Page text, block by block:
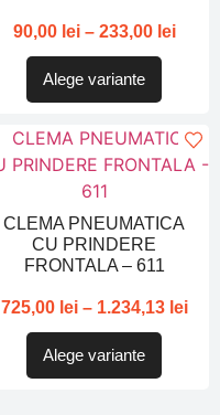
90,00 lei – 233,00 lei
Alege variante
CLEMA PNEUMATICA
CU PRINDERE
FRONTALA – 611
725,00 lei – 1.234,13 lei
Alege variante